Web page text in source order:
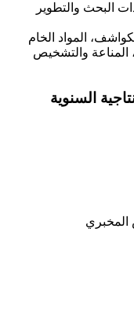
البحث والتطوير
المواد الخام
المناعة والتشخيص
السنوية
المخبري